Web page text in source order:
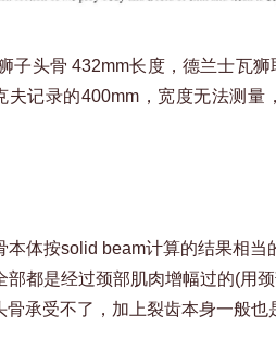
头骨 432mm长度，德兰士瓦
记录的400mm，宽度无法测
体按solid beam计算的结果相
都是经过颈部肌肉增幅过的(用
承受不了，加上裂齿本身一般